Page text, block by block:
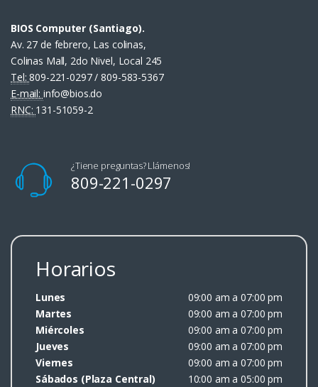
BIOS Computer (Santiago).
Av. 27 de febrero, Las colinas,
Colinas Mall, 2do Nivel, Local 245
Tel:809-221-0297 / 809-583-5367
E-mail: info@bios.do
RNC: 131-51059-2
¿Tiene preguntas? Llámenos!
809-221-0297
Horarios
Lunes
09:00 am a 07:00 pm
Martes
09:00 am a 07:00 pm
Miércoles
09:00 am a 07:00 pm
Jueves
09:00 am a 07:00 pm
Viernes
09:00 am a 07:00 pm
Sábados (Plaza Central)
10:00 am a 05:00 pm